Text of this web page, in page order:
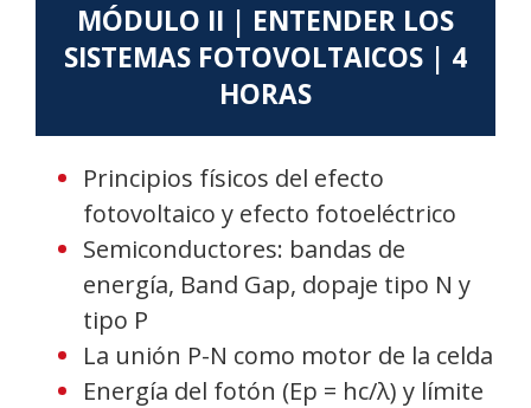
MÓDULO II | ENTENDER LOS
SISTEMAS FOTOVOLTAICOS | 4
HORAS
Principios físicos del efecto
fotovoltaico y efecto fotoeléctrico
Semiconductores: bandas de
energía, Band Gap, dopaje tipo N y
tipo P
La unión P-N como motor de la celda
Energía del fotón (Ep = hc/λ) y límite